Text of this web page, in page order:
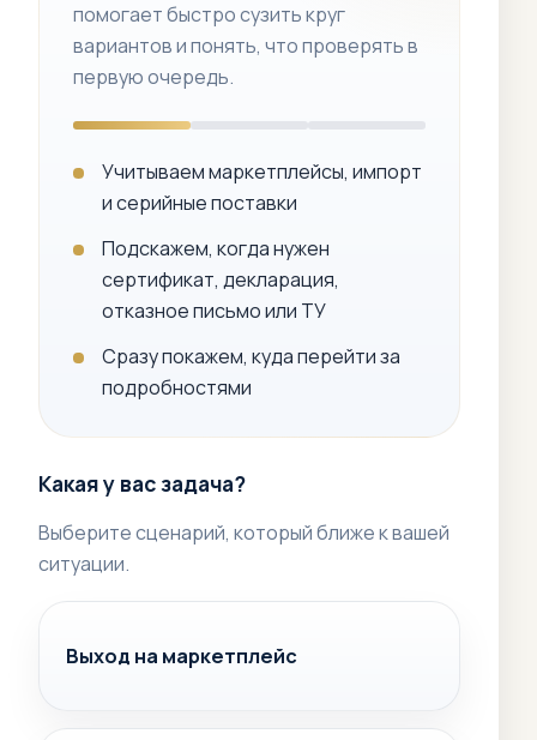
помогает быстро сузить круг
вариантов и понять, что проверять в
первую очередь.
Учитываем маркетплейсы, импорт
и серийные поставки
Подскажем, когда нужен
сертификат, декларация,
отказное письмо или ТУ
Сразу покажем, куда перейти за
подробностями
Какая у вас задача?
Выберите сценарий, который ближе к вашей
ситуации.
Выход на маркетплейс